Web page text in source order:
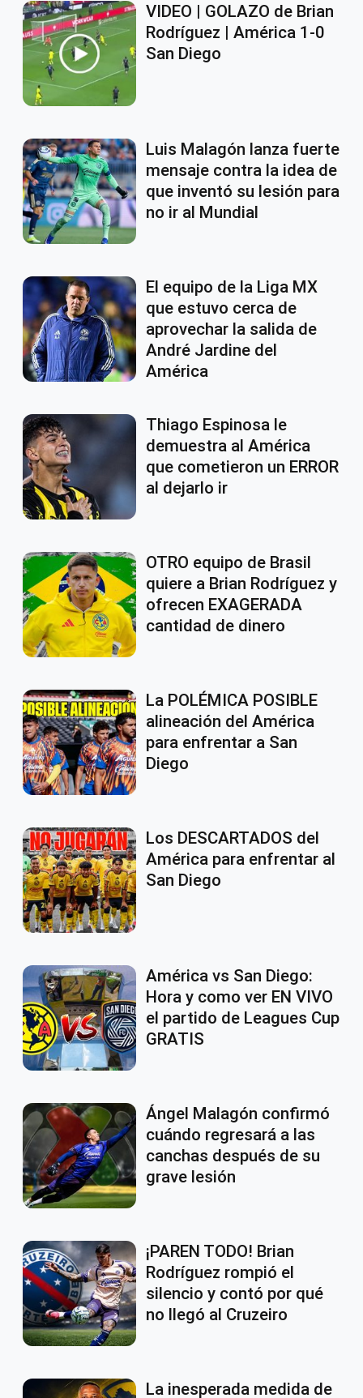
VIDEO | GOLAZO de Brian
Rodríguez | América 1-0
San Diego
Luis Malagón lanza fuerte
mensaje contra la idea de
que inventó su lesión para
no ir al Mundial
El equipo de la Liga MX
que estuvo cerca de
aprovechar la salida de
André Jardine del
América
Thiago Espinosa le
demuestra al América
que cometieron un ERROR
al dejarlo ir
OTRO equipo de Brasil
quiere a Brian Rodríguez y
ofrecen EXAGERADA
cantidad de dinero
La POLÉMICA POSIBLE
alineación del América
para enfrentar a San
Diego
Los DESCARTADOS del
América para enfrentar al
San Diego
América vs San Diego:
Hora y como ver EN VIVO
el partido de Leagues Cup
GRATIS
Ángel Malagón confirmó
cuándo regresará a las
canchas después de su
grave lesión
¡PAREN TODO! Brian
Rodríguez rompió el
silencio y contó por qué
no llegó al Cruzeiro
La inesperada medida de